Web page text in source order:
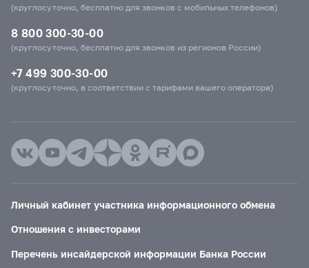
(круглосуточно, бесплатно для звонков с мобильных телефонов)
8 800 300-30-00
(круглосуточно, бесплатно для звонков из регионов России)
+7 499 300-30-00
(круглосуточно, в соответствии с тарифами вашего оператора)
Личный кабинет участника информационного обмена
Отношения с инвесторами
Перечень инсайдерской информации Банка России